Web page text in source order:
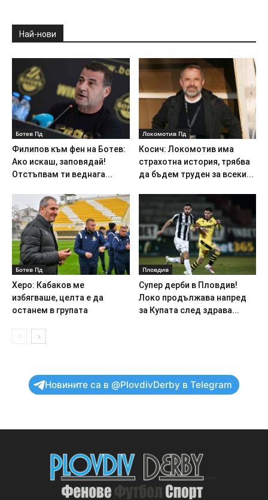
Най-нови
Ботев Пд
Филипов към фен на Ботев:
Ако искаш, заповядай!
Отстъпвам ти веднага...
Локомотив Пд
Косич: Локомотив има
страхотна история, трябва
да бъдем труден за всеки...
Ботев Пд
Херо: Кабаков ме
избягваше, целта е да
останем в групата
Пловдив
Супер дерби в Пловдив!
Локо продължава напред
за Купата след здрава...
Новините са в @PlovdivDerby в Telegram